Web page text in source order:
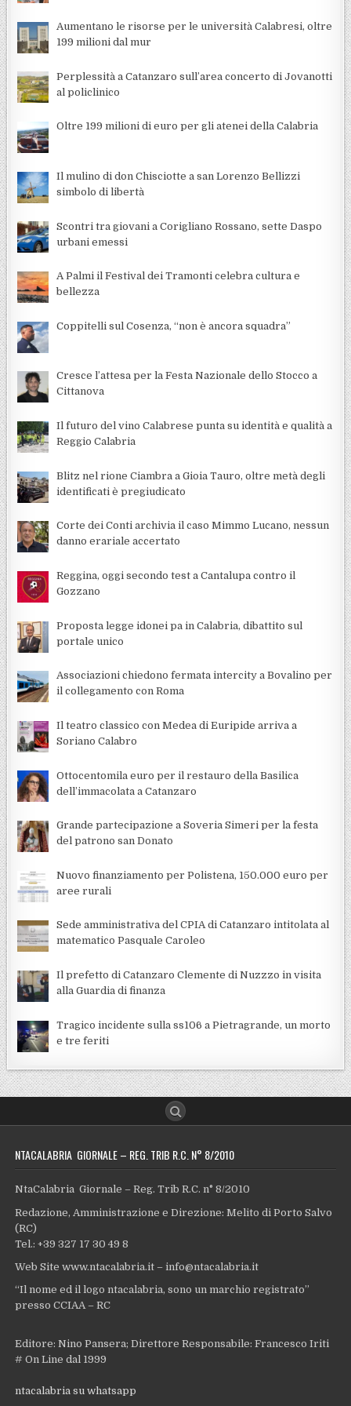
Aumentano le risorse per le università Calabresi, oltre
199 milioni dal mur
Perplessità a Catanzaro sull’area concerto di Jovanotti
al policlinico
Oltre 199 milioni di euro per gli atenei della Calabria
Il mulino di don Chisciotte a san Lorenzo Bellizzi
simbolo di libertà
Scontri tra giovani a Corigliano Rossano, sette Daspo
urbani emessi
A Palmi il Festival dei Tramonti celebra cultura e
bellezza
Coppitelli sul Cosenza, “non è ancora squadra”
Cresce l’attesa per la Festa Nazionale dello Stocco a
Cittanova
Il futuro del vino Calabrese punta su identità e qualità a
Reggio Calabria
Blitz nel rione Ciambra a Gioia Tauro, oltre metà degli
identificati è pregiudicato
Corte dei Conti archivia il caso Mimmo Lucano, nessun
danno erariale accertato
Reggina, oggi secondo test a Cantalupa contro il
Gozzano
Proposta legge idonei pa in Calabria, dibattito sul
portale unico
Associazioni chiedono fermata intercity a Bovalino per
il collegamento con Roma
Il teatro classico con Medea di Euripide arriva a
Soriano Calabro
Ottocentomila euro per il restauro della Basilica
dell’immacolata a Catanzaro
Grande partecipazione a Soveria Simeri per la festa
del patrono san Donato
Nuovo finanziamento per Polistena, 150.000 euro per
aree rurali
Sede amministrativa del CPIA di Catanzaro intitolata al
matematico Pasquale Caroleo
Il prefetto di Catanzaro Clemente di Nuzzzo in visita
alla Guardia di finanza
Tragico incidente sulla ss106 a Pietragrande, un morto
e tre feriti
NTACALABRIA GIORNALE – REG. TRIB R.C. N° 8/2010
NtaCalabria Giornale – Reg. Trib R.C. n° 8/2010
Redazione, Amministrazione e Direzione: Melito di Porto Salvo
(RC)
Tel.: +39 327 17 30 49 8
Web Site www.ntacalabria.it – info@ntacalabria.it
“Il nome ed il logo ntacalabria, sono un marchio registrato”
presso CCIAA – RC
Editore: Nino Pansera; Direttore Responsabile: Francesco Iriti
# On Line dal 1999
ntacalabria su whatsapp